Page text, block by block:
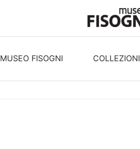
MUSEO FISOGNI COLLEZIONI